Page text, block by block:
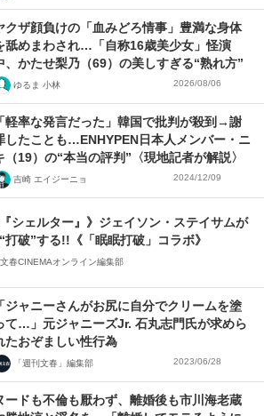
クザ顔負けの「血みどろ情事」豊満な身体
舐めまわされ…「自称16歳美少女」怪演
、かたせ梨乃（69）の美しすぎる“熟れ方”
ゆるま 小林 2026/08/06
「軽率な発言だった」韓国で批判が殺到→謝
したことも…ENHYPEN日本人メンバー・ニ
（19）の“本当の評判”〈現地記者が解説〉
吉崎 エイジーニョ 2024/12/09
『シェルター』》ジェイソン・ステイサムが
打破”する!!《「眠眠打破」コラボ》
春CINEMAオンライン編集部
「ジャニーさんがお尻に自分でクリームを塗
て…」元ジャニーズJr. 石丸志門氏が求めら
たおぞましい性行為
「週刊文春」編集部 2023/06/28
ードも不倫も厭わず、離婚後も市川海老蔵